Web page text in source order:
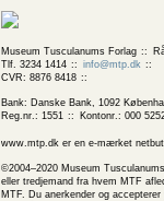
Museum Tusculanums Forlag
Tlf. 3234 1414
info@mtp.dk
CVR: 8876 8418
Bank: Danske Bank, 1092
Reg.nr.: 1551
Kontonr.: 000
www.mtp.dk er en e-mærket
©2004–2020 Museum
eller tredjemand fra hvem MTF
MTF. Du anerkender og